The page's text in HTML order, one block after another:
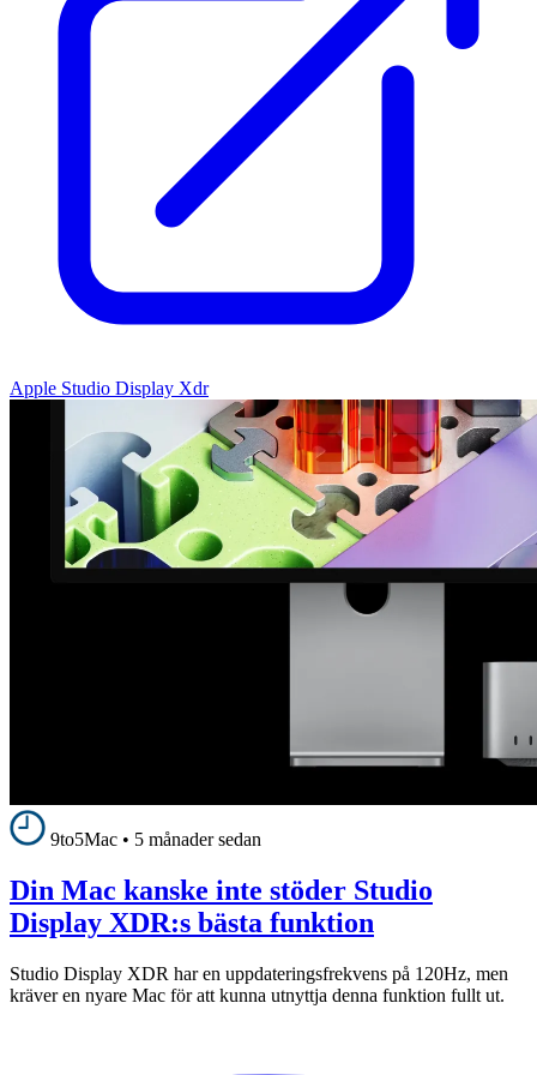
Apple Studio Display Xdr
9to5Mac • 5 månader sedan
Din Mac kanske inte stöder Studio
Display XDR:s bästa funktion
Studio Display XDR har en uppdateringsfrekvens på 120Hz, men
kräver en nyare Mac för att kunna utnyttja denna funktion fullt ut.